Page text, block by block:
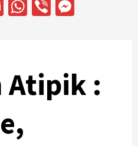
EmailWhatsApp
Viber
Atipik :